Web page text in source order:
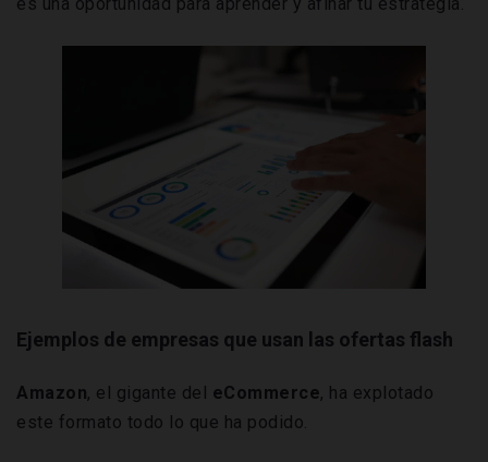
Ejemplos de empresas que usan las ofertas flash
Amazon, el gigante del eCommerce, ha explotado
este formato todo lo que ha podido.